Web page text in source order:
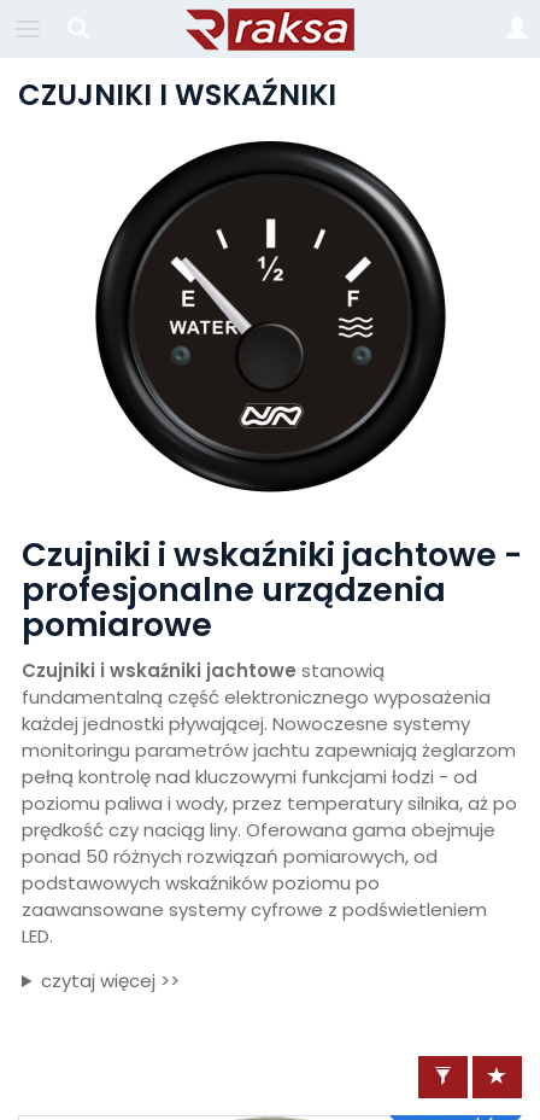
CZUJNIKI I WSKAŹNIKI
Czujniki i wskaźniki jachtowe -
profesjonalne urządzenia
pomiarowe
Czujniki i wskaźniki jachtowe stanowią
fundamentalną część elektronicznego wyposażenia
każdej jednostki pływającej. Nowoczesne systemy
monitoringu parametrów jachtu zapewniają żeglarzom
pełną kontrolę nad kluczowymi funkcjami łodzi - od
poziomu paliwa i wody, przez temperatury silnika, aż po
prędkość czy naciąg liny. Oferowana gama obejmuje
ponad 50 różnych rozwiązań pomiarowych, od
podstawowych wskaźników poziomu po
zaawansowane systemy cyfrowe z podświetleniem
LED.
czytaj więcej >>